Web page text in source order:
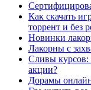
Как скачать
торрент и без
Новинки
Лакорны с
Сливы курсов:
акции?
Дорамы